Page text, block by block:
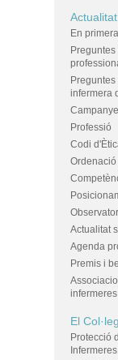
En
infermera
Professió
Codi
Ordenació
Actualitat
Agenda
Premis i
infermeres
El
Protecció